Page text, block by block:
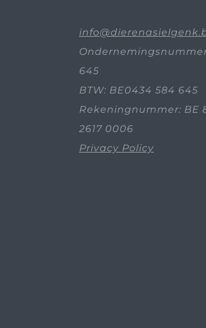
645
BTW: BE0434 584 645
Rekeningnummer: BE
2617 0006
Privacy Policy